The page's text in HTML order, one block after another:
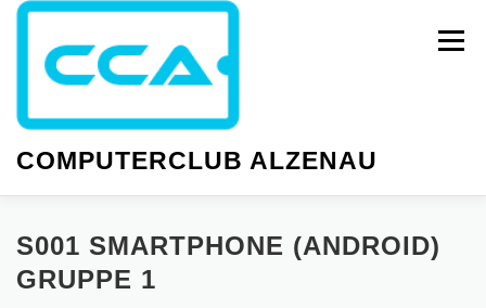
Zum
springen
COMPUTERCLUB ALZENAU
Menü
NEWS PC-KURSE SMARTPHONE-KURSE
S001 SMARTPHONE (ANDROID)
GRUPPE 1